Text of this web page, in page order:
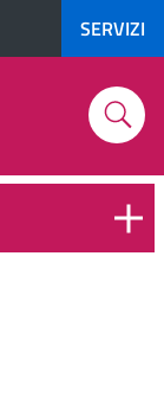
SERVIZI